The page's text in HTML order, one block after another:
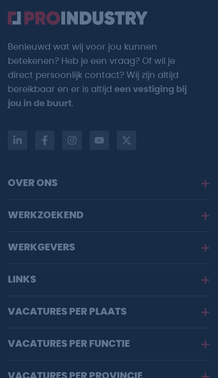
Benieuwd wat wij voor jou kunnen
betekenen? Heb je een vraag? Of wil je
direct persoonlijk contact? Wij zijn altijd
bereikbaar en er is altijd een vestiging bij
jou in de buurt.
OVER ONS
WERKZOEKEND
WERKGEVERS
LINKS
VACATURES PER PLAATS
VACATURES PER FUNCTIE
VACATURES PER PROVINCIE